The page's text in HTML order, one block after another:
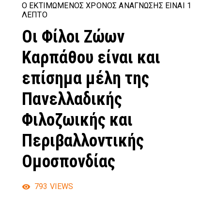
Ο ΕΚΤΙΜΏΜΕΝΟΣ ΧΡΌΝΟΣ ΑΝΆΓΝΩΣΗΣ ΕΊΝΑΙ 1
ΛΕΠΤΌ
Οι Φίλοι Ζώων
Καρπάθου είναι και
επίσημα μέλη της
Πανελλαδικής
Φιλοζωικής και
Περιβαλλοντικής
Ομοσπονδίας
793 VIEWS